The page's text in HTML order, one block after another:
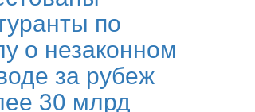
по
о незаконном
за рубеж
30 млрд